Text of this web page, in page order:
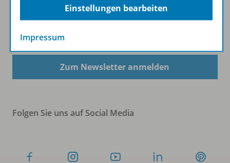
Sofort profitieren
Zum Newsletter anmelden
Folgen Sie uns auf Social Media
Einstellungen bearbeiten
Impressum